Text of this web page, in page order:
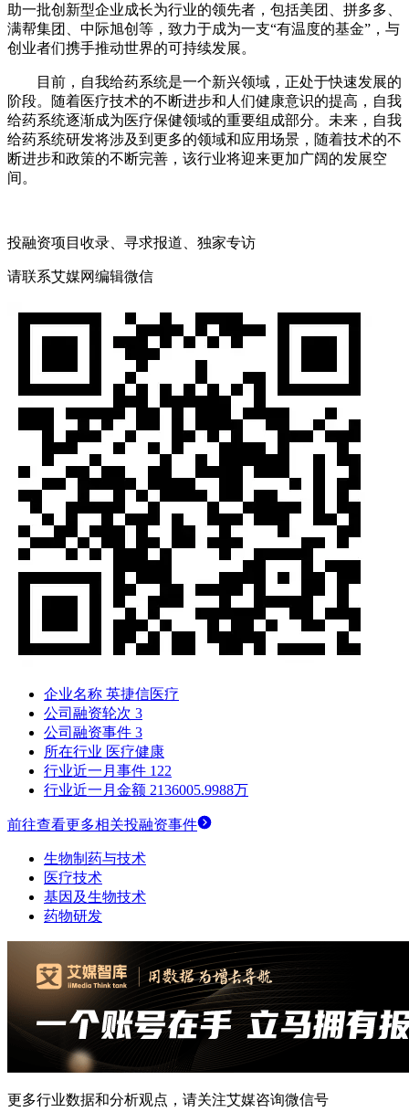
助一批创新型企业成长为行业的领先者，包括美团、拼多多、
满帮集团、中际旭创等，致力于成为一支“有温度的基金”，与
创业者们携手推动世界的可持续发展。
目前，自我给药系统是一个新兴领域，正处于快速发展的
阶段。随着医疗技术的不断进步和人们健康意识的提高，自我
给药系统逐渐成为医疗保健领域的重要组成部分。未来，自我
给药系统研发将涉及到更多的领域和应用场景，随着技术的不
断进步和政策的不断完善，该行业将迎来更加广阔的发展空
间。
投融资项目收录、寻求报道、独家专访
请联系艾媒网编辑微信
企业名称 英捷信医疗
公司融资轮次 3
公司融资事件 3
所在行业 医疗健康
行业近一月事件 122
行业近一月金额 2136005.9988万
前往查看更多相关投融资事件
生物制药与技术
医疗技术
基因及生物技术
药物研发
更多行业数据和分析观点，请关注艾媒咨询微信号